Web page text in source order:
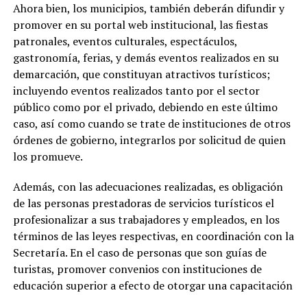
Ahora bien, los municipios, también deberán difundir y
promover en su portal web institucional, las fiestas
patronales, eventos culturales, espectáculos,
gastronomía, ferias, y demás eventos realizados en su
demarcación, que constituyan atractivos turísticos;
incluyendo eventos realizados tanto por el sector
público como por el privado, debiendo en este último
caso, así como cuando se trate de instituciones de otros
órdenes de gobierno, integrarlos por solicitud de quien
los promueve.
Además, con las adecuaciones realizadas, es obligación
de las personas prestadoras de servicios turísticos el
profesionalizar a sus trabajadores y empleados, en los
términos de las leyes respectivas, en coordinación con la
Secretaría. En el caso de personas que son guías de
turistas, promover convenios con instituciones de
educación superior a efecto de otorgar una capacitación